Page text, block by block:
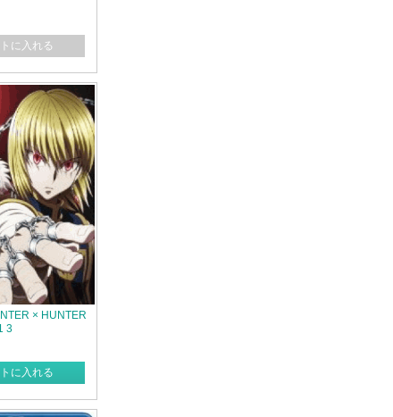
に入れる
× HUNTER
3
に入れる